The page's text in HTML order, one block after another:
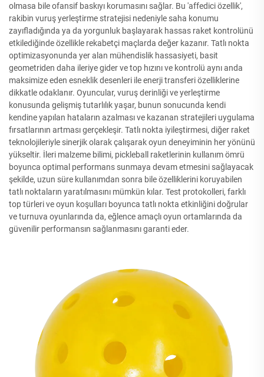
olmasa bile ofansif baskıyı korumasını sağlar. Bu 'affedici özellik',
rakibin vuruş yerleştirme stratejisi nedeniyle saha konumu
zayıfladığında ya da yorgunluk başlayarak hassas raket kontrolünü
etkilediğinde özellikle rekabetçi maçlarda değer kazanır. Tatlı nokta
optimizasyonunda yer alan mühendislik hassasiyeti, basit
geometriden daha ileriye gider ve top hızını ve kontrolü aynı anda
maksimize eden esneklik desenleri ile enerji transferi özelliklerine
dikkatle odaklanır. Oyuncular, vuruş derinliği ve yerleştirme
konusunda gelişmiş tutarlılık yaşar, bunun sonucunda kendi
kendine yapılan hataların azalması ve kazanan stratejileri uygulama
fırsatlarının artması gerçekleşir. Tatlı nokta iyileştirmesi, diğer raket
teknolojileriyle sinerjik olarak çalışarak oyun deneyiminin her yönünü
yükseltir. İleri malzeme bilimi, pickleball raketlerinin kullanım ömrü
boyunca optimal performans sunmaya devam etmesini sağlayacak
şekilde, uzun süre kullanımdan sonra bile özelliklerini koruyabilen
tatlı noktaların yaratılmasını mümkün kılar. Test protokolleri, farklı
top türleri ve oyun koşulları boyunca tatlı nokta etkinliğini doğrular
ve turnuva oyunlarında da, eğlence amaçlı oyun ortamlarında da
güvenilir performansın sağlanmasını garanti eder.